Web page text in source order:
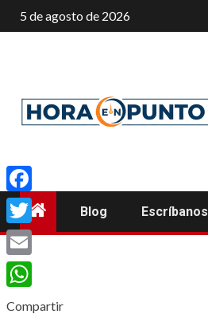
Saltar
al
5 de agosto de 2026
Blog Escríbanos
Facebook
Twitter
Email
WhatsApp
Compartir